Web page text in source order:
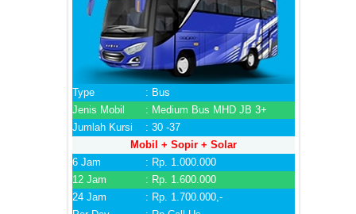
Type
: Bus
Jenis Mobil
: Medium Bus MHD JB 3+
Jumlah Kursi
: 30 -37
Mobil + Sopir + Solar
6 Jam
: Rp. 1.000.000
12 Jam
: Rp. 1.600.000
24 Jam
: Rp. 1.700.000,-